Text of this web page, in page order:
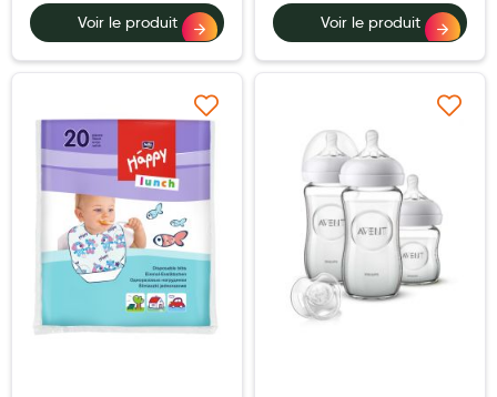
Hygiène nasale
Anti-poux
Solaire et moustique
Piqûres insectes
Appareils
Soins jambes lourdes
Voir le produit Voir le produit
Ajouter à ma liste d’envie Ajouter à ma liste